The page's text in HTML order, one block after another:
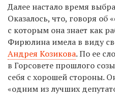
Далее настало время
Оказалось, что, говоря об
с которым она знает как
Фирюлина имела в виду
Андрея Козикова. По ее
в Горсовете прошлого
себя с хорошей стороны.
«одним из лучших